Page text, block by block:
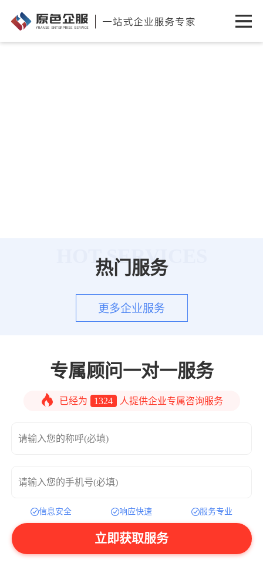
HOT SERVICES
热门服务
更多企业服务
专属顾问一对一服务
已经为 1324 人提供企业专属咨询服务
请输入您的称呼(必填)
请输入您的手机号(必填)
信息安全 响应快速 服务专业
立即获取服务